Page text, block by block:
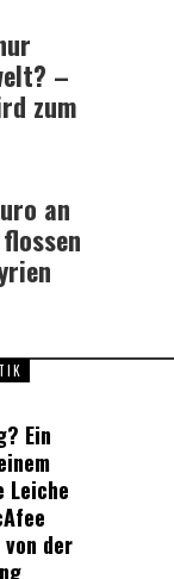
–
zum
an
Ein
Leiche
der